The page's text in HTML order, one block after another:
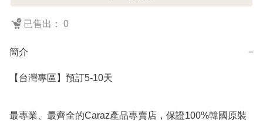
已售出： 0
簡介 −
【台灣專區】預訂5-10天
最專業、最齊全的Caraz產品專賣店，保證100%韓國原裝